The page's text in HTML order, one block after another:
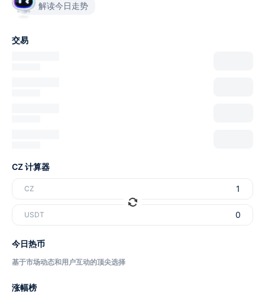
解读今日走势
交易
CZ 计算器
CZ
USDT
今日热币
基于市场动态和用户互动的顶尖选择
涨幅榜